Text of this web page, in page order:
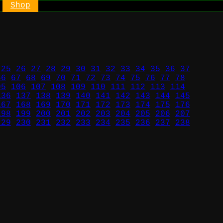
Shop
25 26 27 28 29 30 31 32 33 34 35 36
37
67 68 69 70 71 72 73 74 75 76 77
78
106 107 108 109 110 111 112 113
114
137 138 139 140 141 142 143 144
145
168 169 170 171 172 173 174 175
176
199 200 201 202 203 204 205 206
207
230 231 232 233 234 235 236 237 238